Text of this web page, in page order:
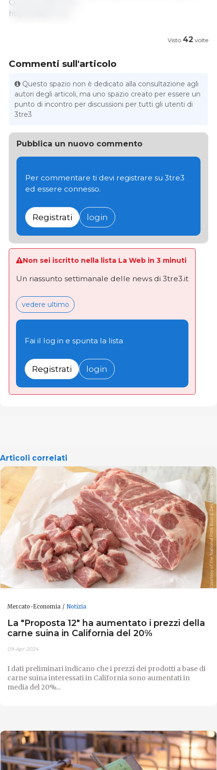
Council/ Stati Uniti.
https://nppc.org
Visto 42 volte
Commenti sull'articolo
Questo spazio non è dedicato alla consultazione agli
autori degli articoli, ma uno spazio creato per essere un
punto di incontro per discussioni per tutti gli utenti di
3tre3
Pubblica un nuovo commento
Per commentare ti devi registrare su 3tre3
ed essere connesso.
Registrati login
Non sei iscritto nella lista La Web in 3 minuti
Un riassunto settimanale delle news di 3tre3.it
vedere ultimo
Fai il log in e spunta la lista
Registrati login
Articoli correlati
Mercato-Economia Notizia
La "Proposta 12" ha aumentato i prezzi della
carne suina in California del 20%
09-Apr-2024
I dati preliminari indicano che i prezzi dei prodotti a base di
carne suina interessati in California sono aumentati in
media del 20%...